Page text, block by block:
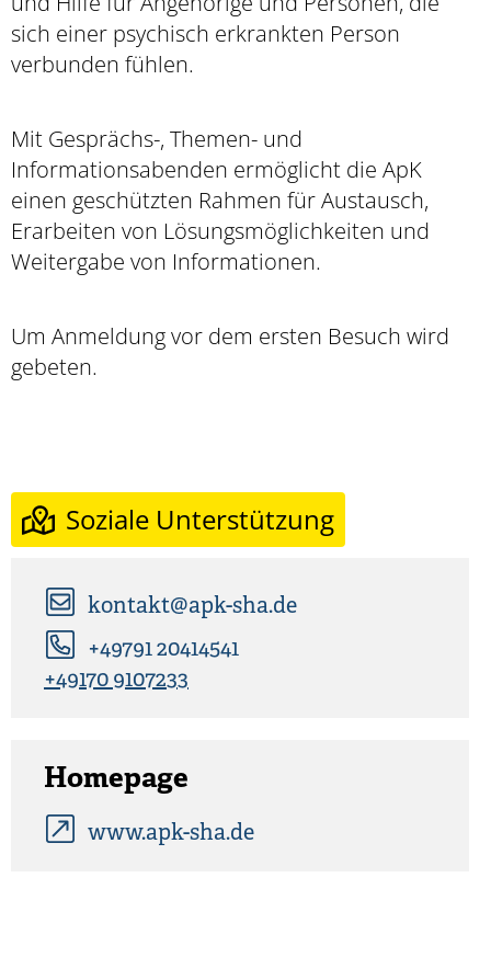
sich einer psychisch erkrankten Person
verbunden fühlen.
Mit Gesprächs-, Themen- und
Informationsabenden ermöglicht die ApK
einen geschützten Rahmen für Austausch,
Erarbeiten von Lösungsmöglichkeiten und
Weitergabe von Informationen.
Um Anmeldung vor dem ersten Besuch wird
gebeten.
Soziale Unterstützung
kontakt@apk-sha.de
+49791 20414541
+49170 9107233
Homepage
www.apk-sha.de